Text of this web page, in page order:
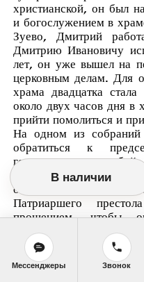
христианской, он был
и богослужением в
Зуево, Дмитрий
Дмитрию Ивановичу
лет, он уже вышел на
церковным делам. Для
храма двадцатка
около двух часов дня в
прийти помолиться и
На одном из собраний
обратиться к
горсовета с просьбой
священника. Староста
отправились в
Патриаршего
прошением, чтобы
священника;
назначил к ним
Федора
служения, протоиерей
В наличии
Мессенджеры Звонок